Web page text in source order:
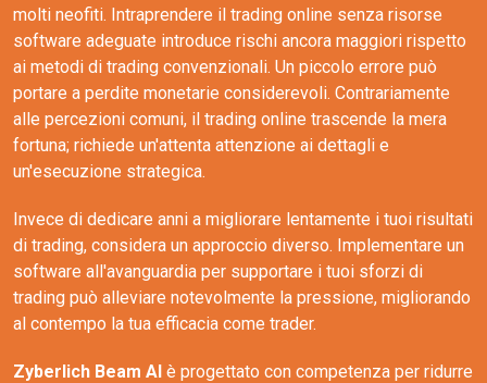
molti neofiti. Intraprendere il trading online senza risorse
software adeguate introduce rischi ancora maggiori rispetto
ai metodi di trading convenzionali. Un piccolo errore può
portare a perdite monetarie considerevoli. Contrariamente
alle percezioni comuni, il trading online trascende la mera
fortuna; richiede un'attenta attenzione ai dettagli e
un'esecuzione strategica.
Invece di dedicare anni a migliorare lentamente i tuoi risultati
di trading, considera un approccio diverso. Implementare un
software all'avanguardia per supportare i tuoi sforzi di
trading può alleviare notevolmente la pressione, migliorando
al contempo la tua efficacia come trader.
Zyberlich Beam AI è progettato con competenza per ridurre